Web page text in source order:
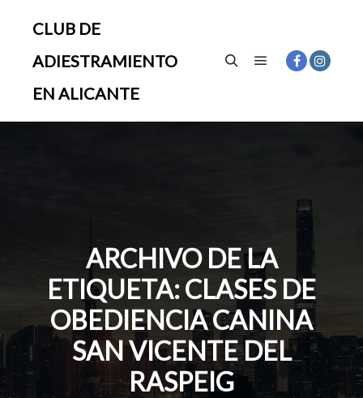
CLUB DE
ADIESTRAMIENTO
EN ALICANTE
ARCHIVO DE LA
ETIQUETA:CLASES DE
OBEDIENCIA CANINA
SAN VICENTE DEL
RASPEIG